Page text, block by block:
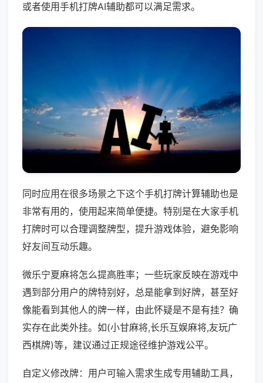
或者使用手机打牌AI辅助都可以满足需求。
同时应用在很多场景之下这个手机打牌计算辅助也是
非常有用的，使用起来简单便捷。特别是在大家手机
打牌时可以合理调整牌型，提升游戏体验，避免影响
好友间互动乐趣。
微乐宁夏麻将怎么提高胜率；一些玩家反映在游戏中
遇到部分用户的牌特别好，总是能拿到好牌，甚至好
像能看到其他人的牌一样，由此怀疑是不是有挂？确
实存在此类外挂。如(小甘麻将,长乐互娱麻将,友玩广
西棋牌)等，建议通过正规途径维护游戏公平。
自定义修改牌：用户可输入需求生成专用辅助工具，